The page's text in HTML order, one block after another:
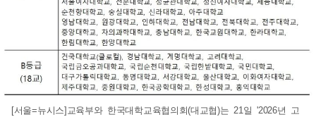
[서울=뉴시스]교육부와 한국대학교육협의회(대교협)는 21일 '2026년 고